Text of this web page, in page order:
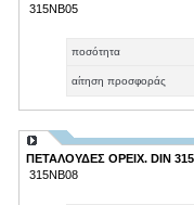
315ΝΒ05
ποσότητα
αίτηση προσφοράς
ΠΕΤΑΛΟΥΔΕΣ ΟΡΕΙΧ. DIN
315ΝΒ08